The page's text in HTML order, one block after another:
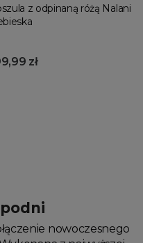
z odpinaną różą Nalani
zł
nowoczesnego